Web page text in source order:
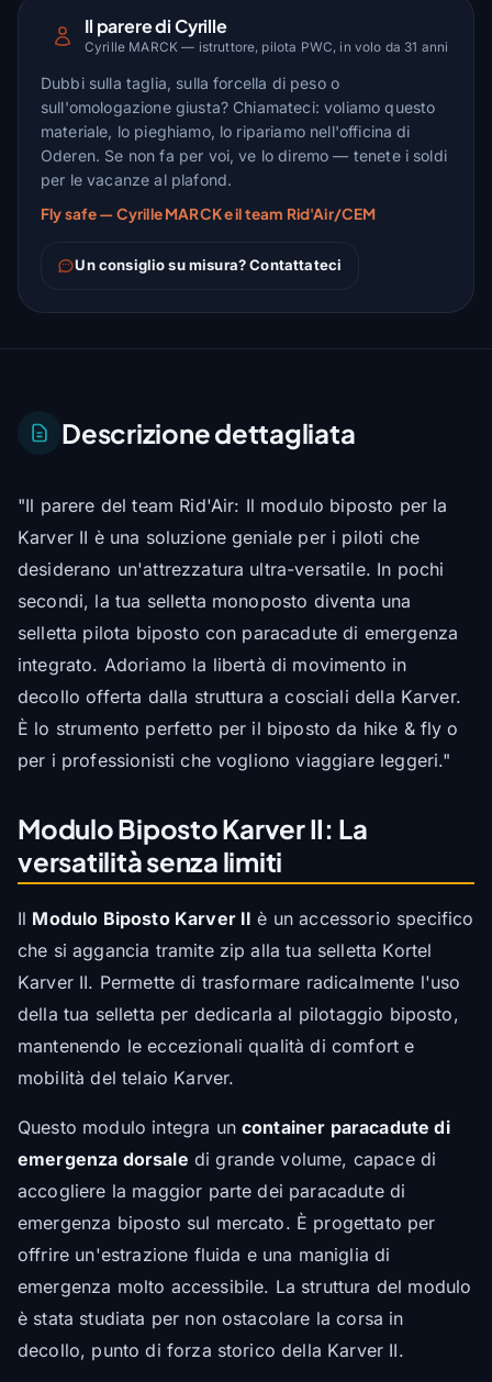
Il parere di Cyrille
Cyrille MARCK — istruttore, pilota PWC, in volo da 31 anni
Dubbi sulla taglia, sulla forcella di peso o
sull'omologazione giusta? Chiamateci: voliamo questo
materiale, lo pieghiamo, lo ripariamo nell'officina di
Oderen. Se non fa per voi, ve lo diremo — tenete i soldi
per le vacanze al plafond.
Fly safe — Cyrille MARCK e il team Rid'Air/CEM
Un consiglio su misura? Contattateci
Descrizione dettagliata
"Il parere del team Rid'Air: Il modulo biposto per la
Karver II è una soluzione geniale per i piloti che
desiderano un'attrezzatura ultra-versatile. In pochi
secondi, la tua selletta monoposto diventa una
selletta pilota biposto con paracadute di emergenza
integrato. Adoriamo la libertà di movimento in
decollo offerta dalla struttura a cosciali della Karver.
È lo strumento perfetto per il biposto da hike & fly o
per i professionisti che vogliono viaggiare leggeri."
Modulo Biposto Karver II: La
versatilità senza limiti
Il Modulo Biposto Karver II è un accessorio specifico
che si aggancia tramite zip alla tua selletta Kortel
Karver II. Permette di trasformare radicalmente l'uso
della tua selletta per dedicarla al pilotaggio biposto,
mantenendo le eccezionali qualità di comfort e
mobilità del telaio Karver.
Questo modulo integra un container paracadute di
emergenza dorsale di grande volume, capace di
accogliere la maggior parte dei paracadute di
emergenza biposto sul mercato. È progettato per
offrire un'estrazione fluida e una maniglia di
emergenza molto accessibile. La struttura del modulo
è stata studiata per non ostacolare la corsa in
decollo, punto di forza storico della Karver II.